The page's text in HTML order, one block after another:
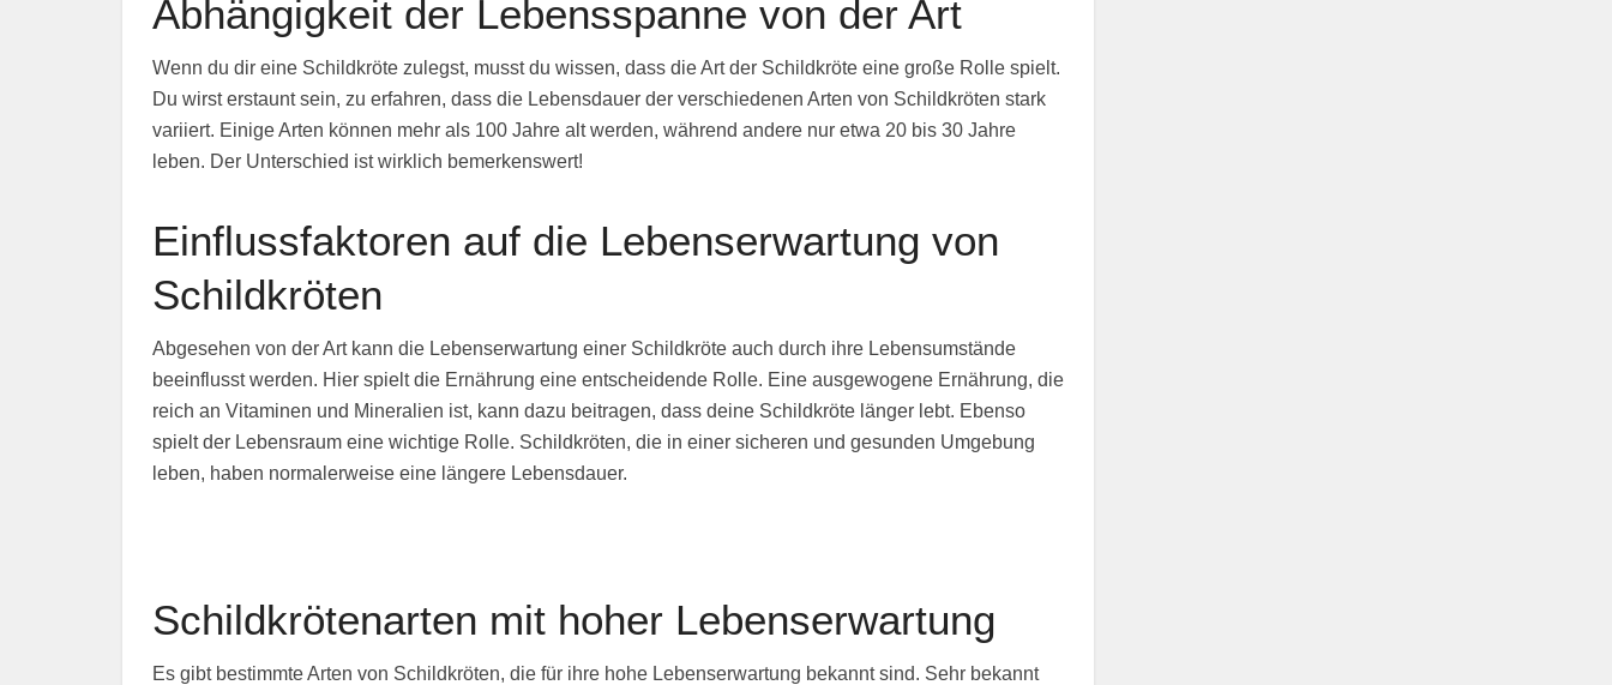
Abhängigkeit der Lebensspanne von der Art
Wenn du dir eine Schildkröte zulegst, musst du wissen, dass die Art der Schildkröte eine große Rolle spielt.
Du wirst erstaunt sein, zu erfahren, dass die Lebensdauer der verschiedenen Arten von Schildkröten stark
variiert. Einige Arten können mehr als 100 Jahre alt werden, während andere nur etwa 20 bis 30 Jahre
leben. Der Unterschied ist wirklich bemerkenswert!
Einflussfaktoren auf die Lebenserwartung von
Schildkröten
Abgesehen von der Art kann die Lebenserwartung einer Schildkröte auch durch ihre Lebensumstände
beeinflusst werden. Hier spielt die Ernährung eine entscheidende Rolle. Eine ausgewogene Ernährung, die
reich an Vitaminen und Mineralien ist, kann dazu beitragen, dass deine Schildkröte länger lebt. Ebenso
spielt der Lebensraum eine wichtige Rolle. Schildkröten, die in einer sicheren und gesunden Umgebung
leben, haben normalerweise eine längere Lebensdauer.
Schildkrötenarten mit hoher Lebenserwartung
Es gibt bestimmte Arten von Schildkröten, die für ihre hohe Lebenserwartung bekannt sind. Sehr bekannt